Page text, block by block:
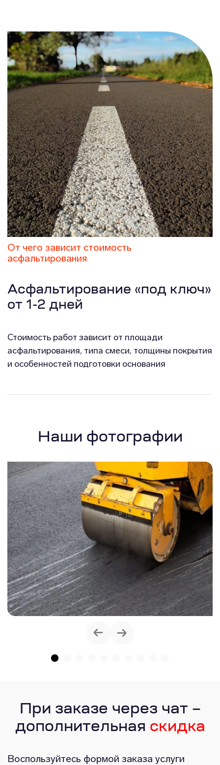
От чего зависит стоимость
асфальтирования
Асфальтирование «под ключ»
от 1-2 дней
Стоимость работ зависит от площади
асфальтирования, типа смеси, толщины покрытия
и особенностей подготовки основания
Наши фотографии
При заказе через чат –
дополнительная скидка
Воспользуйтесь формой заказа услуги